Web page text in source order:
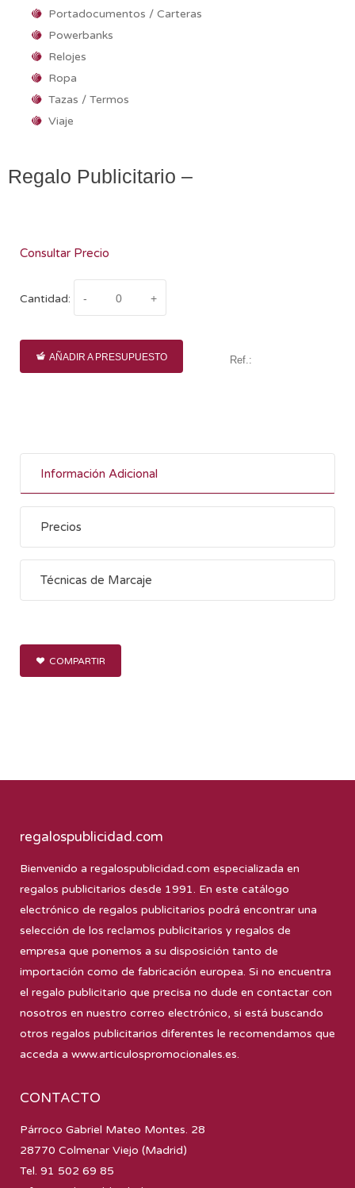
Portadocumentos / Carteras
Powerbanks
Relojes
Ropa
Tazas / Termos
Viaje
Regalo Publicitario –
Consultar Precio
Cantidad:
AÑADIR A PRESUPUESTO Ref.:
Información Adicional
Precios
Técnicas de Marcaje
COMPARTIR
regalospublicidad.com
Bienvenido a regalospublicidad.com especializada en
regalos publicitarios desde 1991. En este catálogo
electrónico de regalos publicitarios podrá encontrar una
selección de los reclamos publicitarios y regalos de
empresa que ponemos a su disposición tanto de
importación como de fabricación europea. Si no encuentra
el regalo publicitario que precisa no dude en contactar con
nosotros en nuestro correo electrónico, si está buscando
otros regalos publicitarios diferentes le recomendamos que
acceda a www.articulospromocionales.es.
CONTACTO
Párroco Gabriel Mateo Montes. 28
28770 Colmenar Viejo (Madrid)
Tel. 91 502 69 85